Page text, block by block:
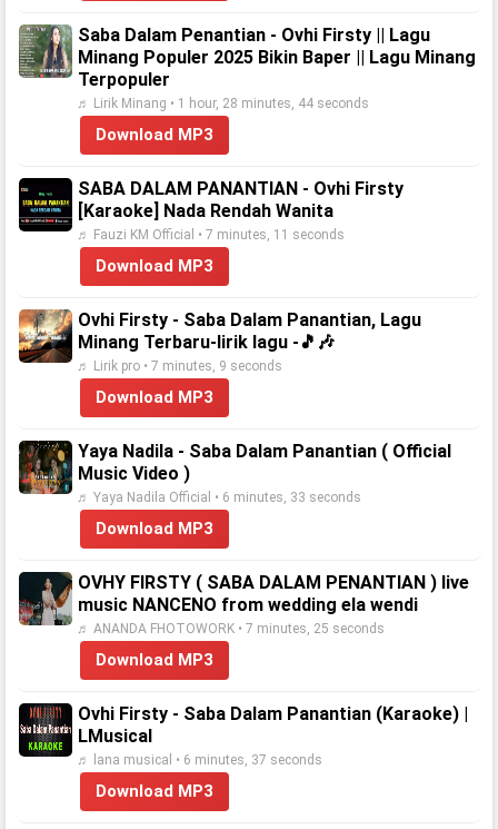
Saba Dalam Penantian - Ovhi Firsty || Lagu
Minang Populer 2025 Bikin Baper || Lagu Minang
Terpopuler
♬ Lirik Minang • 1 hour, 28 minutes, 44 seconds
Download MP3
SABA DALAM PANANTIAN - Ovhi Firsty
[Karaoke] Nada Rendah Wanita
♬ Fauzi KM Official • 7 minutes, 11 seconds
Download MP3
Ovhi Firsty - Saba Dalam Panantian, Lagu
Minang Terbaru-lirik lagu -🎵🎶
♬ Lirik pro • 7 minutes, 9 seconds
Download MP3
Yaya Nadila - Saba Dalam Panantian ( Official
Music Video )
♬ Yaya Nadila Official • 6 minutes, 33 seconds
Download MP3
OVHY FIRSTY ( SABA DALAM PENANTIAN ) live
music NANCENO from wedding ela wendi
♬ ANANDA FHOTOWORK • 7 minutes, 25 seconds
Download MP3
Ovhi Firsty - Saba Dalam Panantian (Karaoke) |
LMusical
♬ lana musical • 6 minutes, 37 seconds
Download MP3